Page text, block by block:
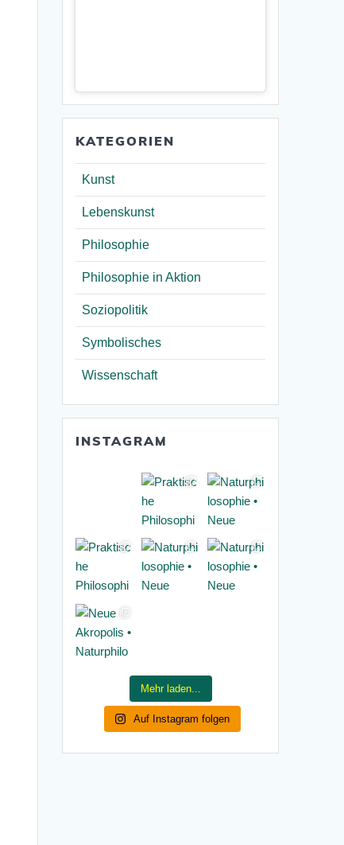
KATEGORIEN
Kunst
Lebenskunst
Philosophie
Philosophie in Aktion
Soziopolitik
Symbolisches
Wissenschaft
INSTAGRAM
Mehr laden...
Auf Instagram folgen